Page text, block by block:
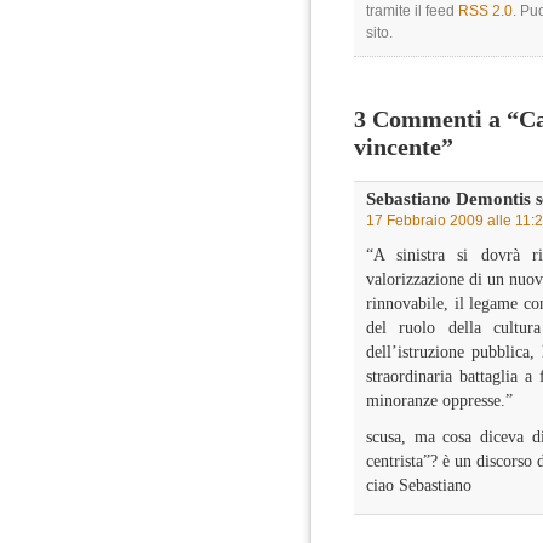
tramite il feed RSS 2.0.
sito.
3 Commenti a
vincente”
Sebastiano Demontis
17 Febbraio 2009 alle
“A sinistra si dovrà
valorizzazione di un
rinnovabile, il legame
del ruolo della
dell’istruzione
straordinaria battaglia
minoranze oppresse.”
scusa, ma cosa diceva
centrista”? è un
ciao Sebastiano